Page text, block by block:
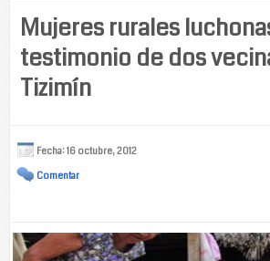
Mujeres rurales
testimonio de dos
Tizimín
Fecha: 16 octubre, 2012
Comentar